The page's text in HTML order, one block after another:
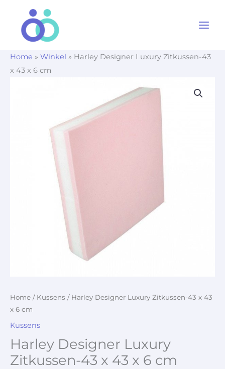
Home » Winkel » Harley Designer Luxury Zitkussen-43
x 43 x 6 cm
Home / Kussens / Harley Designer Luxury Zitkussen-43 x 43
x 6 cm
Kussens
Harley Designer Luxury
Zitkussen-43 x 43 x 6 cm